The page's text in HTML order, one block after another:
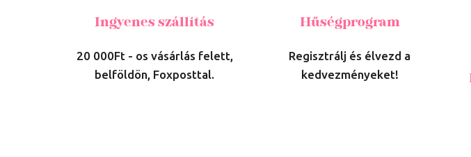
Ingyenes szállítás
20 000Ft - os vásárlás felett,
belföldön, Foxposttal.
Hűségprogram
Regisztrálj és élvezd a
kedvezményeket!